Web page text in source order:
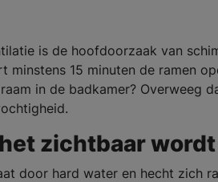
is de hoofdoorzaak van
minstens 15 minuten de ramen
in de badkamer? Overweeg
zichtbaar wordt
door hard water en hecht zich